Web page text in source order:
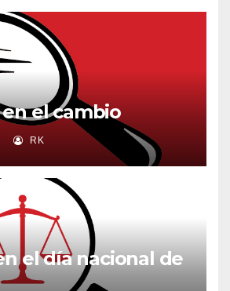
el cambio
RK
el día nacional de